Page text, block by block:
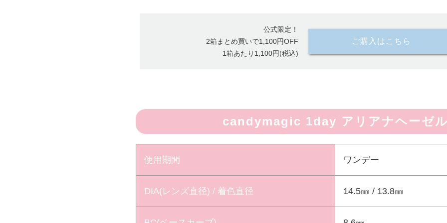
公式限定！
2箱まとめ買いで1,100円OFF
1箱あたり1,100円(税込)
ご購入はこちら
candymagic 1day アリアナヘーゼ
使用期間 ワンデー
DIA(レンズ直径) / 着色直径 14.5㎜ / 13.8㎜